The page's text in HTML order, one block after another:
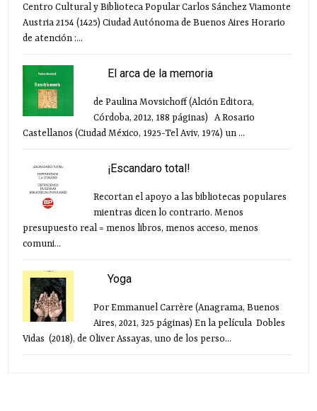
Centro Cultural y Biblioteca Popular Carlos Sánchez Viamonte
Austria 2154 (1425) Ciudad Autónoma de Buenos Aires Horario
de atención :...
El arca de la memoria
de Paulina Movsichoff (Alción Editora,
Córdoba, 2012, 188 páginas) A Rosario
Castellanos (Ciudad México, 1925-Tel Aviv, 1974) un ...
¡Escandaro total!
Recortan el apoyo a las bibliotecas populares
mientras dicen lo contrario. Menos
presupuesto real = menos libros, menos acceso, menos
comuni...
Yoga
Por Emmanuel Carrère (Anagrama, Buenos
Aires, 2021, 325 páginas) En la película Dobles
Vidas (2018), de Oliver Assayas, uno de los perso...